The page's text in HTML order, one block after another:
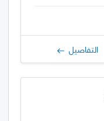
التفاصيل